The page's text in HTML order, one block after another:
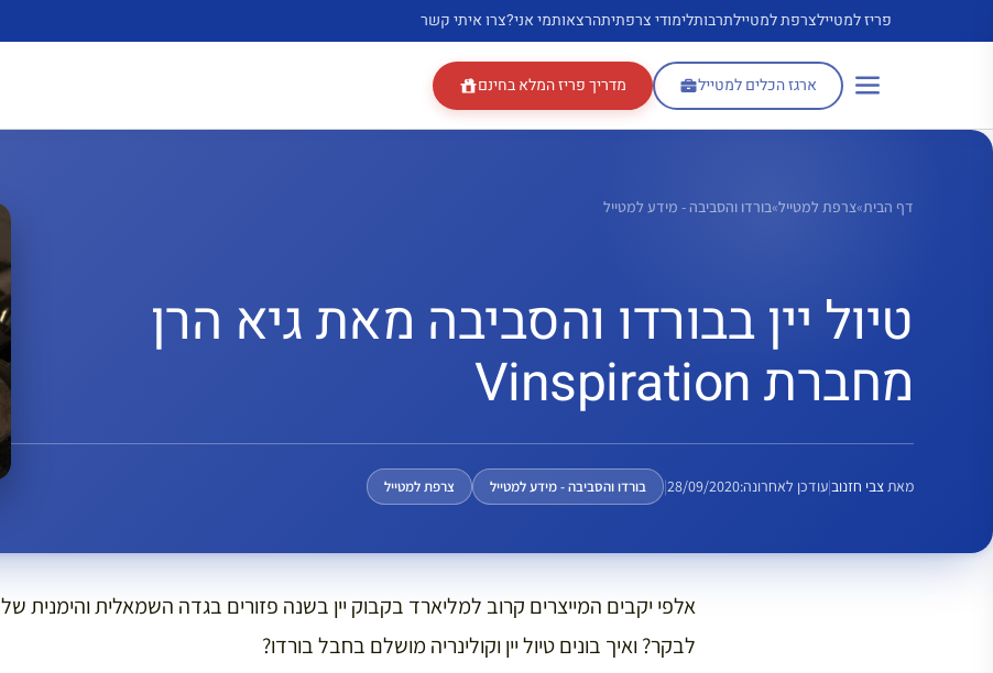
פריז למטיילצרפת למטיילתרבותלימודי צרפתיתהרצאותמי אני?צרו איתי קשר
ארגז הכלים למטייל מדריך פריז המלא בחינם
דף הבית»צרפת למטייל»בורדו והסביבה - מידע למטייל
טיול יין בבורדו והסביבה מאת גיא הרן
מחברת Vinspiration
מאתצבי חזנוב|עודכן לאחרונה:28/09/2020
| בורדו והסביבה - מידע למטייל צרפת למטייל
אלפי יקבים המייצרים קרוב למליארד בקבוק יין בשנה פזורים בגדה השמאלית והימנית של
לבקר? ואיך בונים טיול יין וקולינריה מושלם בחבל בורדו?